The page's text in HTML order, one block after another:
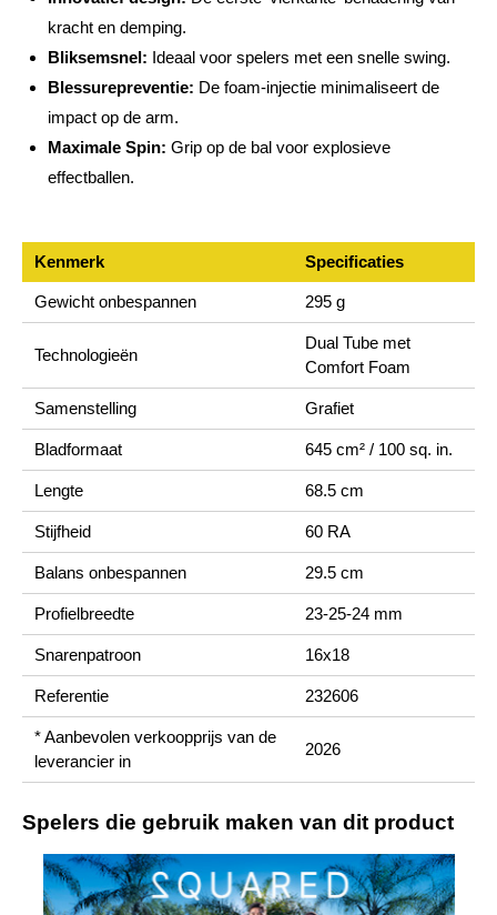
kracht en demping.
Bliksemsnel: Ideaal voor spelers met een snelle swing.
Blessurepreventie: De foam-injectie minimaliseert de
impact op de arm.
Maximale Spin: Grip op de bal voor explosieve
effectballen.
Kenmerk Specificaties
Gewicht onbespannen 295 g
Technologieën
Dual Tube met
Comfort Foam
Samenstelling Grafiet
Bladformaat 645 cm² / 100 sq. in.
Lengte 68.5 cm
Stijfheid 60 RA
Balans onbespannen 29.5 cm
Profielbreedte 23-25-24 mm
Snarenpatroon 16x18
Referentie 232606
* Aanbevolen verkoopprijs van de
leverancier in
2026
Spelers die gebruik maken van dit product